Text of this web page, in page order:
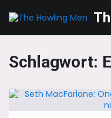
Schlagwort: